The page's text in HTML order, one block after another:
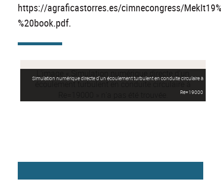
https://agraficastorres.es/cimnecongress/
%20book.pdf.
Simulation numérique directe d'un écoulement turbulent en conduite circulaire à
Re=19000